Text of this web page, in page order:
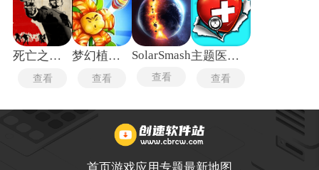
死亡之屋2重制版
查看
梦幻植物城
查看
SolarSmash
查看
主题医院单机版
查看